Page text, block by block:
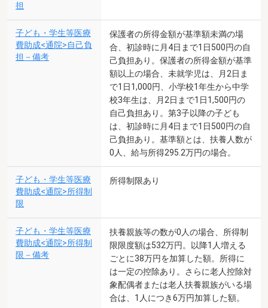
担
子ども・学生等医療
費助成<通院>自己負
担－備考
保護者の所得金額が基準額未満の場
合、初診時に月4日まで1日500円の自
己負担あり。保護者の所得金額が基準
額以上の場合、未就学児は、月2日ま
で1日1,000円、小学校1年生から中学
校3年生は、月2日まで1日1,500円の
自己負担あり。第3子以降の子ども
は、初診時に月4日まで1日500円の自
己負担あり。基準額とは、扶養人数が
0人、給与所得295.2万円の場合。
子ども・学生等医療
費助成<通院>所得制
限
所得制限あり
子ども・学生等医療
費助成<通院>所得制
限－備考
扶養親族等の数が0人の場合、所得制
限限度額は532万円。以降1人増える
ごとに38万円を加算した額。所得に
は一定の控除あり。さらに老人控除対
象配偶者または老人扶養親族がいる場
合は、1人につき6万円加算した額。